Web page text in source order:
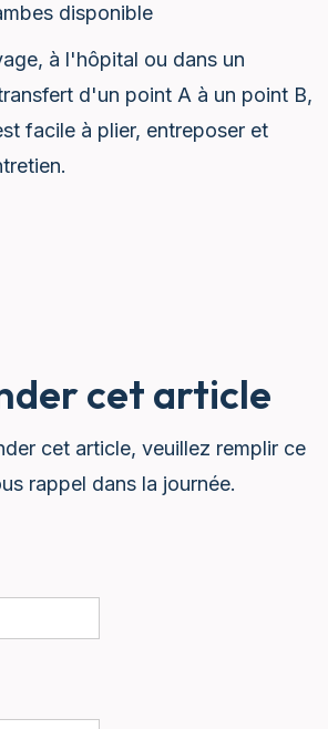
disponible
à l'hôpital ou dans un
d'un point A à un point B,
facile à plier, entreposer et
cet article
cet article, veuillez remplir ce
rappel dans la journée.